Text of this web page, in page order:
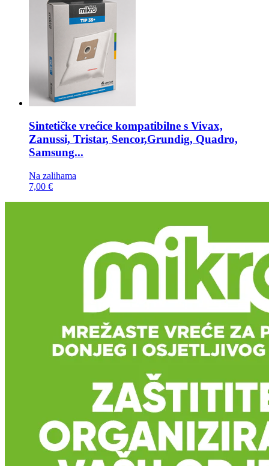
Sintetičke vrećice kompatibilne s Vivax,
Zanussi, Tristar, Sencor,Grundig, Quadro,
Samsung...
Na zalihama
7,00 €